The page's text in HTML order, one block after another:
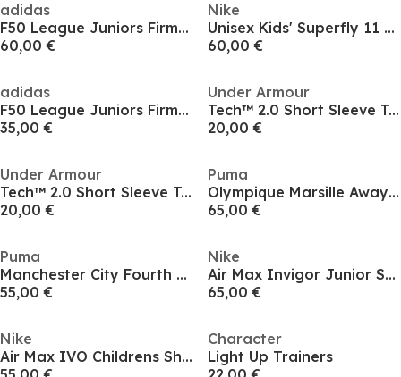
adidas
F50 League Juniors Firm Ground Football Boots
60,00 €
Nike
Unisex Kids' Superfly 11 Academy Firm Ground Football Boots
60,00 €
adidas
F50 League Juniors Firm Ground Football Boots
35,00 €
Under Armour
Tech™ 2.0 Short Sleeve T-Shirt Juniors
20,00 €
Under Armour
Tech™ 2.0 Short Sleeve T-Shirt Juniors
20,00 €
Puma
Olympique Marsille Away Shirt 2026/27 Juniors
65,00 €
Puma
Manchester City Fourth Shirt 2025 2026 Juniors
55,00 €
Nike
Air Max Invigor Junior Shoe
65,00 €
Nike
Air Max IVO Childrens Shoes
Character
Light Up Trainers